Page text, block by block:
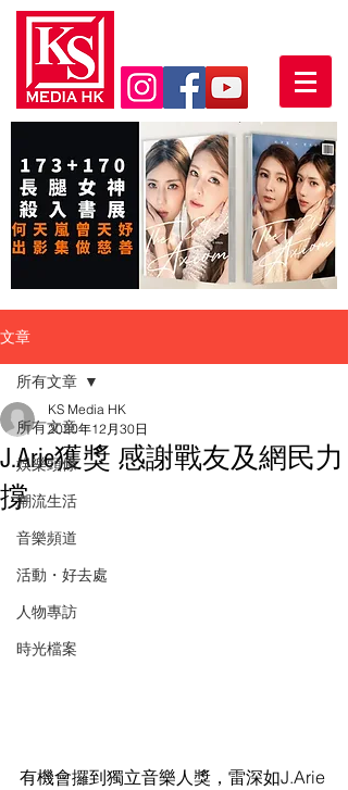
文章
所有文章
娛樂頭條
潮流生活
音樂頻道
活動・好去處
人物專訪
時光檔案
所有文章
J.Arie獲獎 感謝戰友及網民力
撐
KS Media HK
2020年12月30日
有機會攞到獨立音樂人獎，雷深如J.Arie